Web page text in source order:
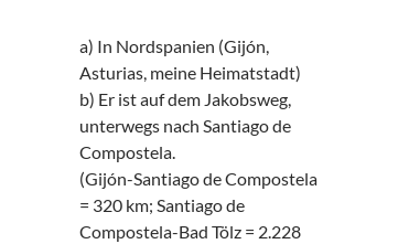
a) In Nordspanien (Gijón,
Asturias, meine Heimatstadt)
b) Er ist auf dem Jakobsweg,
unterwegs nach Santiago de
Compostela.
(Gijón-Santiago de Compostela
= 320 km; Santiago de
Compostela-Bad Tölz = 2.228